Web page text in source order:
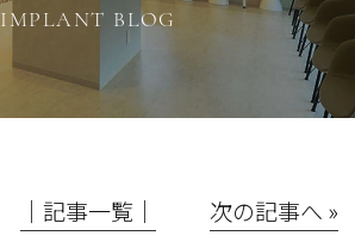
IMPLANT BLOG
│記事一覧│ 次の記事へ »